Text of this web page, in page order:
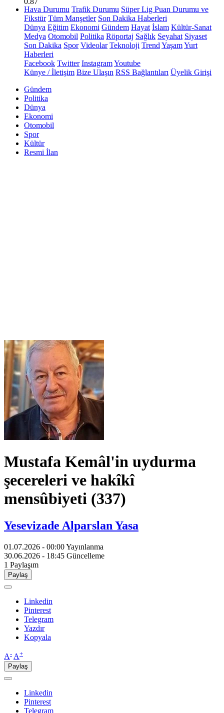
Hava Durumu Trafik Durumu Süper Lig Puan Durumu ve
Fikstür Tüm Manşetler Son Dakika Haberleri
Dünya Eğitim Ekonomi Gündem Hayat İslam Kültür-Sanat
Medya Otomobil Politika Röportaj Sağlık Seyahat Siyaset
Son Dakika Spor Videolar Teknoloji Trend YaşamYurt
Haberleri
Facebook Twitter InstagramYoutube
Künye / İletişim Bize Ulaşın RSS Bağlantıları Üyelik Girişi
Gündem
Politika
Dünya
Ekonomi
Otomobil
Spor
Kültür
Resmi İlan
Mustafa Kemâl'in uydurma
şecereleri ve hakîkî
mensûbiyeti (337)
Yesevizade Alparslan Yasa
01.07.2026 - 00:00Yayınlanma
30.06.2026 - 18:45 Güncelleme
1 Paylaşım
Paylaş
Linkedin
Pinterest
Telegram
Yazdır
Kopyala
A- A+
Paylaş
Linkedin
Pinterest
Telegram